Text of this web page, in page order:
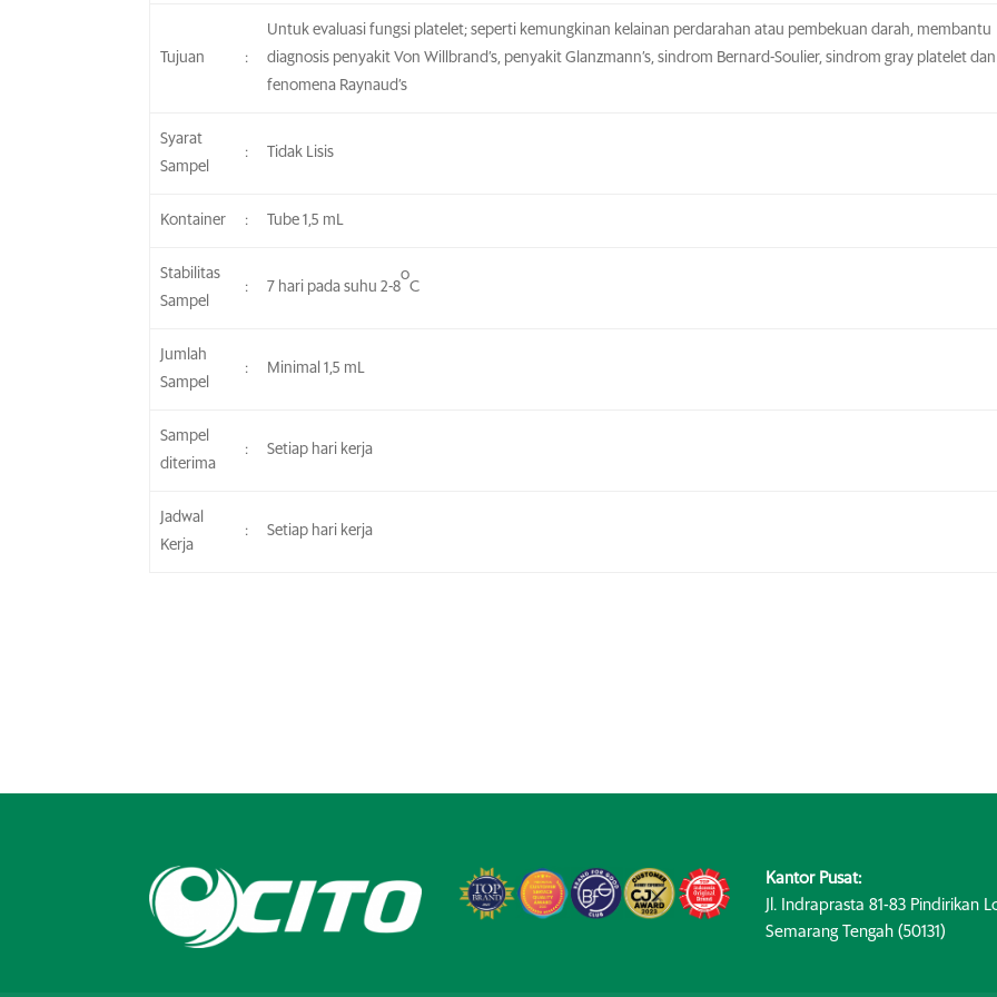
Tujuan :
Untuk evaluasi fungsi platelet; seperti kemungkinan kelainan perdarahan atau pembekuan darah, membantu
diagnosis penyakit Von Willbrand’s, penyakit Glanzmann’s, sindrom Bernard-Soulier, sindrom gray platelet dan
fenomena Raynaud’s
Syarat
Sampel
: Tidak Lisis
Kontainer : Tube 1,5 mL
Stabilitas
Sampel
: 7 hari pada suhu 2-8
o
C
Jumlah
Sampel
: Minimal 1,5 mL
Sampel
diterima
: Setiap hari kerja
Jadwal
Kerja
: Setiap hari kerja
Kantor Pusat:
Jl. Indraprasta 81-83 Pindirikan
Semarang Tengah (50131)